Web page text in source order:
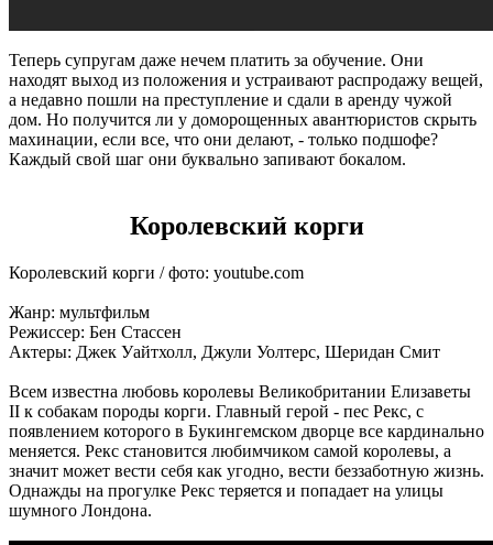
Теперь супругам даже нечем платить за обучение. Они
находят выход из положения и устраивают распродажу вещей,
а недавно пошли на преступление и сдали в аренду чужой
дом. Но получится ли у доморощенных авантюристов скрыть
махинации, если все, что они делают, - только подшофе?
Каждый свой шаг они буквально запивают бокалом.
Королевский корги
Королевский корги / фото: youtube.com
Жанр: мультфильм
Режиссер: Бен Стассен
Актеры: Джек Уайтхолл, Джули Уолтерс, Шеридан Смит
Всем известна любовь королевы Великобритании Елизаветы
II к собакам породы корги. Главный герой - пес Рекс, с
появлением которого в Букингемском дворце все кардинально
меняется. Рекс становится любимчиком самой королевы, а
значит может вести себя как угодно, вести беззаботную жизнь.
Однажды на прогулке Рекс теряется и попадает на улицы
шумного Лондона.